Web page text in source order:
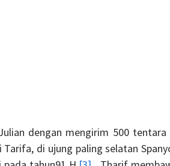
dengan mengirim 500 tentara
di ujung paling selatan